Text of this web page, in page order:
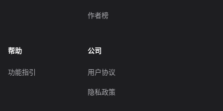
作者榜
帮助
功能指引
公司
用户协议
隐私政策